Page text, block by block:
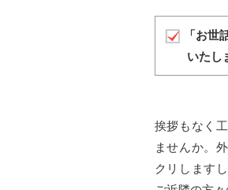
「お
いたしま
挨拶もなく
ませんか。
クリします